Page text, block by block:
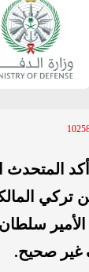
المتحدث
تركي
غير صحيح.